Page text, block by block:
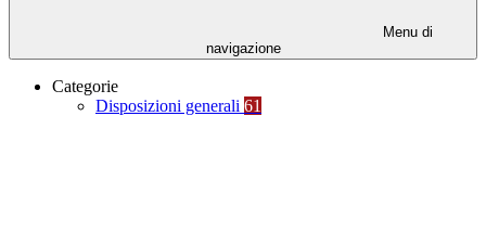
Menu di
navigazione
Categorie
Disposizioni generali 61